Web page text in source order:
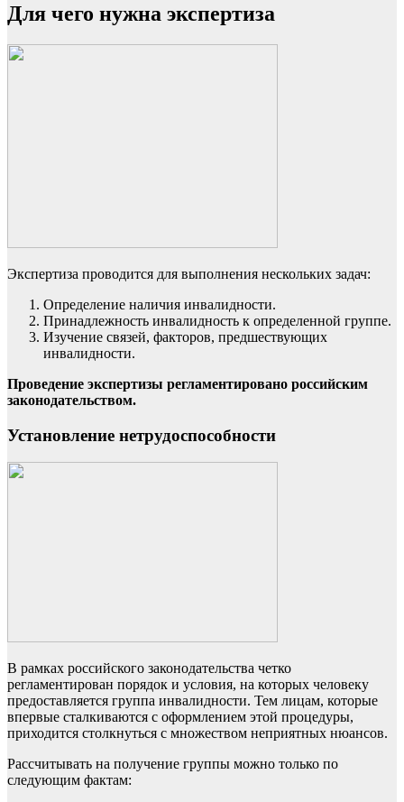
Для чего нужна экспертиза
Экспертиза проводится для выполнения нескольких задач:
Определение наличия инвалидности.
Принадлежность инвалидность к определенной группе.
Изучение связей, факторов, предшествующих
инвалидности.
Проведение экспертизы регламентировано российским
законодательством.
Установление нетрудоспособности
В рамках российского законодательства четко
регламентирован порядок и условия, на которых человеку
предоставляется группа инвалидности. Тем лицам, которые
впервые сталкиваются с оформлением этой процедуры,
приходится столкнуться с множеством неприятных нюансов.
Рассчитывать на получение группы можно только по
следующим фактам: